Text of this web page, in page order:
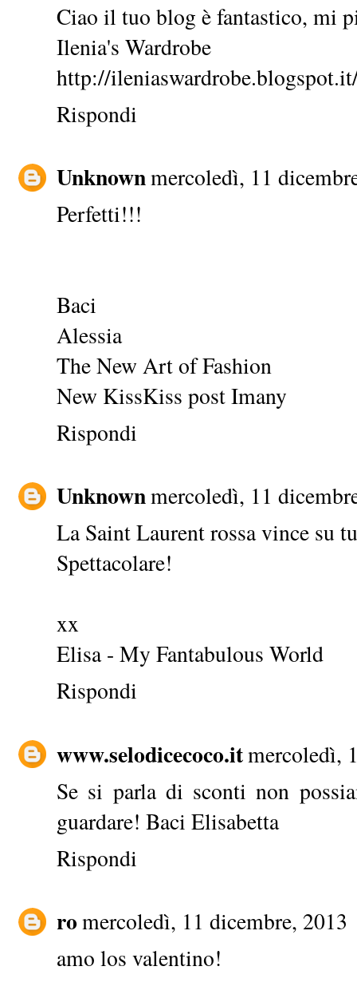
Ciao il tuo blog è fantastico, mi
Ilenia's Wardrobe
http://
Rispondi
Unknownmercoledì, 11
Perfetti!!!
Baci
Alessia
The New Art of Fashion
New KissKiss postImany
Rispondi
Unknownmercoledì, 11
La Saint Laurent rossa vince su
Spettacolare!
xx
Elisa - My Fantabulous World
Rispondi
www.selodicecoco.itmercoledì,
Se si parla di sconti non
guardare! Baci Elisabetta
Rispondi
romercoledì, 11 dicembre, 2013
amo los valentino!